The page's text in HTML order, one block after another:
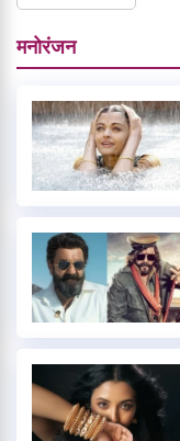
मनोरंजन